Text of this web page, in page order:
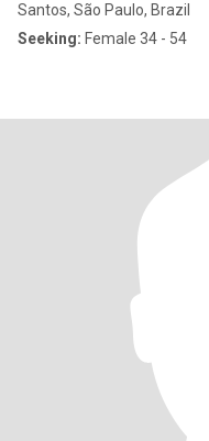
Santos, São Paulo, Brazil
Seeking: Female 34 - 54